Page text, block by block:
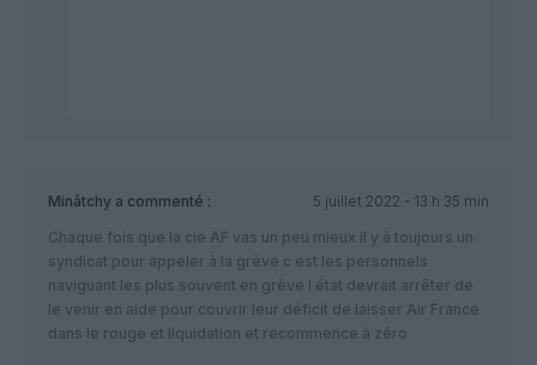
Minâtchy a commenté :
5 juillet 2022 - 13 h 35 min
Chaque fois que la cie AF vas un peu mieux il y à toujours un
syndicat pour appeler à la grève c est les personnels
naviguant les plus souvent en grève l état devrait arrêter de
le venir en aide pour couvrir leur déficit de laisser Air France
dans le rouge et liquidation et recommence à zéro